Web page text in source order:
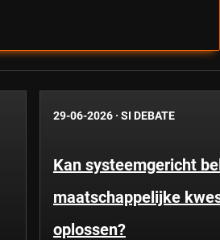
29-06-2026 · SI DEBATE
Kan systeemgericht
maatschappelijke
oplossen?